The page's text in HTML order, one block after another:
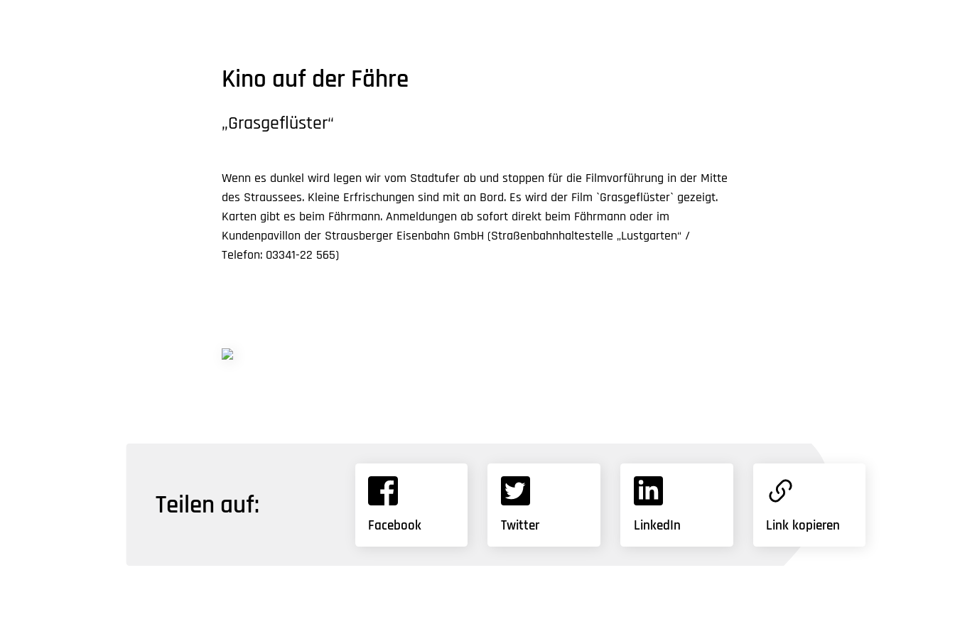
Kino auf der Fähre
„Grasgeflüster“
Wenn es dunkel wird legen wir vom Stadtufer ab und stoppen für die Filmvorführung in der Mitte
des Straussees. Kleine Erfrischungen sind mit an Bord. Es wird der Film `Grasgeflüster` gezeigt.
Karten gibt es beim Fährmann. Anmeldungen ab sofort direkt beim Fährmann oder im
Kundenpavillon der Strausberger Eisenbahn GmbH (Straßenbahnhaltestelle „Lustgarten“ /
Telefon: 03341-22 565)
Teilen auf:
Facebook Twitter LinkedIn Link kopieren